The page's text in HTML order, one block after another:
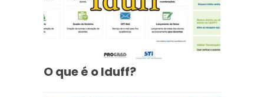
O que é o Iduff?